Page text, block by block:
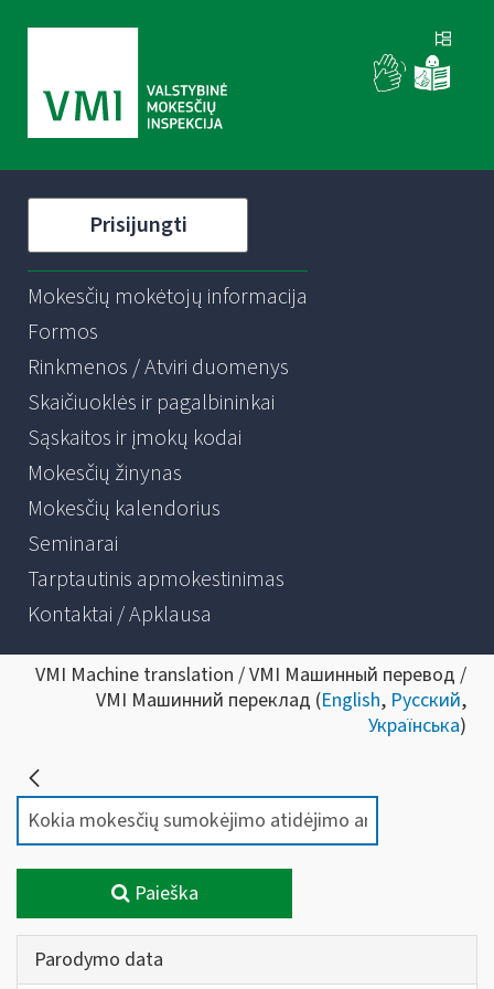
Prisijungti
Mokesčių mokėtojų informacija
Formos
Rinkmenos / Atviri duomenys
Skaičiuoklės ir pagalbininkai
Sąskaitos ir įmokų kodai
Mokesčių žinynas
Mokesčių kalendorius
Seminarai
Tarptautinis apmokestinimas
Kontaktai / Apklausa
VMI Machine translation / VMI Машинный перевод /
VMI Машинний переклад (English, Русский,
Українська)
Paieška
Parodymo data